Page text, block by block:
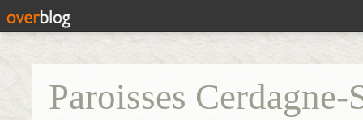
Paroisses